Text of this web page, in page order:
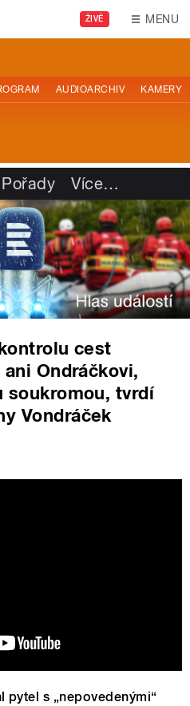
ŽIVĚ MENU
AUDIOARCHIV KAMERY
Pořady Více…
cest
Ondráčkovi,
soukromou, tvrdí
Vondráček
s „nepovedenými“